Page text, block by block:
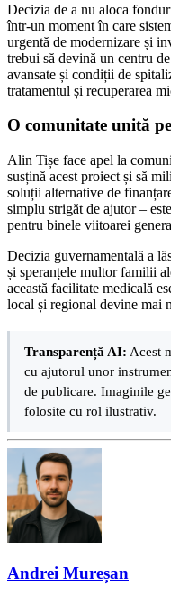
Decizia de a nu aloca
într-un moment în care
urgentă de modernizare și
trebui să devină un centru
avansate și condiții de
tratamentul și recuperarea
O comunitate unită
Alin Tișe face apel la
susțină acest proiect și să
soluții alternative de
simplu strigăt de ajutor –
pentru binele viitoarei
Decizia guvernamentală a
și speranțele multor familii
această facilitate medicală
local și regional devine mai
Transparență AI: Acest
cu ajutorul unor
de publicare. Imaginile
folosite cu rol ilustrativ.
Andrei Mureșan